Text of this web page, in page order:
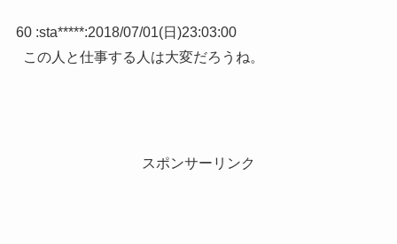
60 :sta*****:2018/07/01(日)23:03:00
この人と仕事する人は大変だろうね。
スポンサーリンク